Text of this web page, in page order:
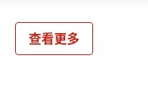
查看更多